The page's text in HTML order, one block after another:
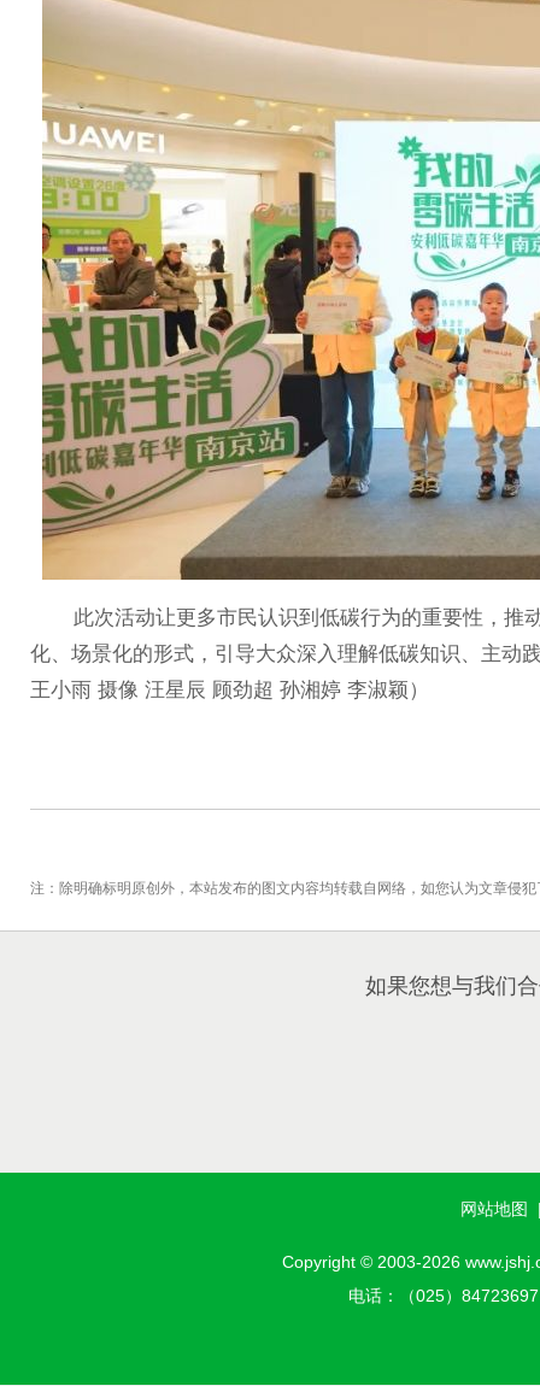
此次活动让更多市民认识到低碳行为的重要性，推
化、场景化的形式，引导大众深入理解低碳知识、主动
王小雨 摄像 汪星辰 顾劲超 孙湘婷 李淑颖）
注：除明确标明原创外，本站发布的图文内容均转载自网络，如您认为文章侵
如果您想与我们
网站地图
Copyright © 2003-2026
电话：（025）